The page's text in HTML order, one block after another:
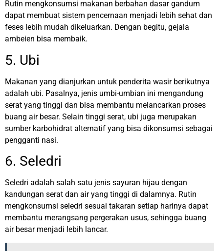
Rutin mengkonsumsi makanan berbahan dasar gandum
dapat membuat sistem pencernaan menjadi lebih sehat dan
feses lebih mudah dikeluarkan. Dengan begitu, gejala
ambeien bisa membaik.
5. Ubi
Makanan yang dianjurkan untuk penderita wasir berikutnya
adalah ubi. Pasalnya, jenis umbi-umbian ini mengandung
serat yang tinggi dan bisa membantu melancarkan proses
buang air besar. Selain tinggi serat, ubi juga merupakan
sumber karbohidrat alternatif yang bisa dikonsumsi sebagai
pengganti nasi.
6. Seledri
Seledri adalah salah satu jenis sayuran hijau dengan
kandungan serat dan air yang tinggi di dalamnya. Rutin
mengkonsumsi seledri sesuai takaran setiap harinya dapat
membantu merangsang pergerakan usus, sehingga buang
air besar menjadi lebih lancar.